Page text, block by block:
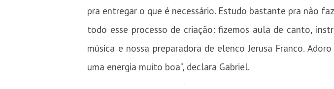
pra entregar o que é necessário. Estudo bastante pra não
todo esse processo de criação: fizemos aula de canto,
música e nossa preparadora de elenco Jerusa Franco.
uma energia muito boa”, declara Gabriel.